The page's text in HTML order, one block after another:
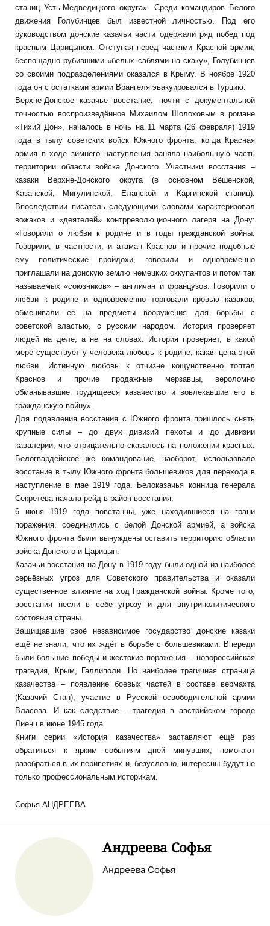
станиц Усть-Медведицкого округа». Среди командиров Белого
движения Голубинцев был известной личностью. Под его
руководством донские казачьи части одержали ряд побед под
красным Царицыном. Отступая перед частями Красной армии,
беспощадно рубившими «белых саблями на скаку», Голубинцев
со своими подразделениями оказался в Крыму. В ноябре 1920
года он с остатками армии Врангеля эвакуировался в Турцию.
Верхне-Донское казачье восстание, почти с документальной
точностью воспроизведённое Михаилом Шолоховым в романе
«Тихий Дон», началось в ночь на 11 марта (26 февраля) 1919
года в тылу советских войск Южного фронта, когда Красная
армия в ходе зимнего наступления заняла наибольшую часть
территории области войска Донского. Участники восстания –
казаки Верхне-Донского округа (в основном Вёшенской,
Казанской, Мигулинской, Еланской и Каргинской станиц).
Впоследствии писатель следующими словами характеризовал
вожаков и «деятелей» контрреволюционного лагеря на Дону:
«Говорили о любви к родине и в годы гражданской войны.
Говорили, в частности, и атаман Краснов и прочие подобные
ему политические пройдохи, говорили и одновременно
приглашали на донскую землю немецких оккупантов и потом так
называемых «союзников» – англичан и французов. Говорили о
любви к родине и одновременно торговали кровью казаков,
обменивали её на предметы вооружения для борьбы с
советской властью, с русским народом. История проверяет
людей на деле, а не на словах. История проверяет, в какой
мере существует у человека любовь к родине, какая цена этой
любви. Истинную любовь к отчизне кощунственно топтал
Краснов и прочие продажные мерзавцы, вероломно
обманывавшие трудящееся казачество и вовлекавшие его в
гражданскую войну».
Для подавления восстания с Южного фронта пришлось снять
крупные силы – до двух дивизий пехоты и до дивизии
кавалерии, что отрицательно сказалось на положении красных.
Белогвардейское же командование, наоборот, использовало
восстание в тылу Южного фронта большевиков для перехода в
наступление в мае 1919 года. Белоказачья конница генерала
Секретева начала рейд в район восстания.
6 июня 1919 года повстанцы, уже находившиеся на грани
поражения, соединились с белой Донской армией, а войска
Южного фронта были вынуждены оставить территорию области
войска Донского и Царицын.
Казачьи восстания на Дону в 1919 году были одной из наиболее
серьёзных угроз для Советского правительства и оказали
существенное влияние на ход Гражданской войны. Кроме того,
восстания несли в себе угрозу и для внутриполитического
состояния страны.
Защищавшие своё независимое государство донские казаки
ещё не знали, что их ждёт в борьбе с большевиками. Впереди
были большие победы и жестокие поражения – новороссийская
трагедия, Крым, Галлиполи. Но наиболее трагичная страница
казачества – появление боевых частей в составе вермахта
(Казачий Стан), участие в Русской освободительной армии
Власова. И как следствие – трагедия в австрийском городе
Лиенц в июне 1945 года.
Книги серии «История казачества» заставляют ещё раз
обратиться к ярким событиям дней минувших, помогают
разобраться в их перипетиях и, безусловно, интересны будут не
только профессиональным историкам.
Софья АНДРЕЕВА
Андреева Софья
Андреева Софья